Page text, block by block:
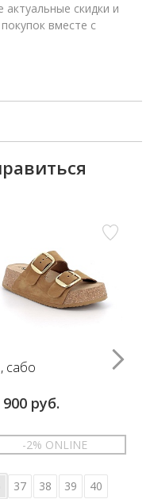
актуальные скидки и
вместе с
сабо
900 руб.
-2% ONLINE
37 38 39 40